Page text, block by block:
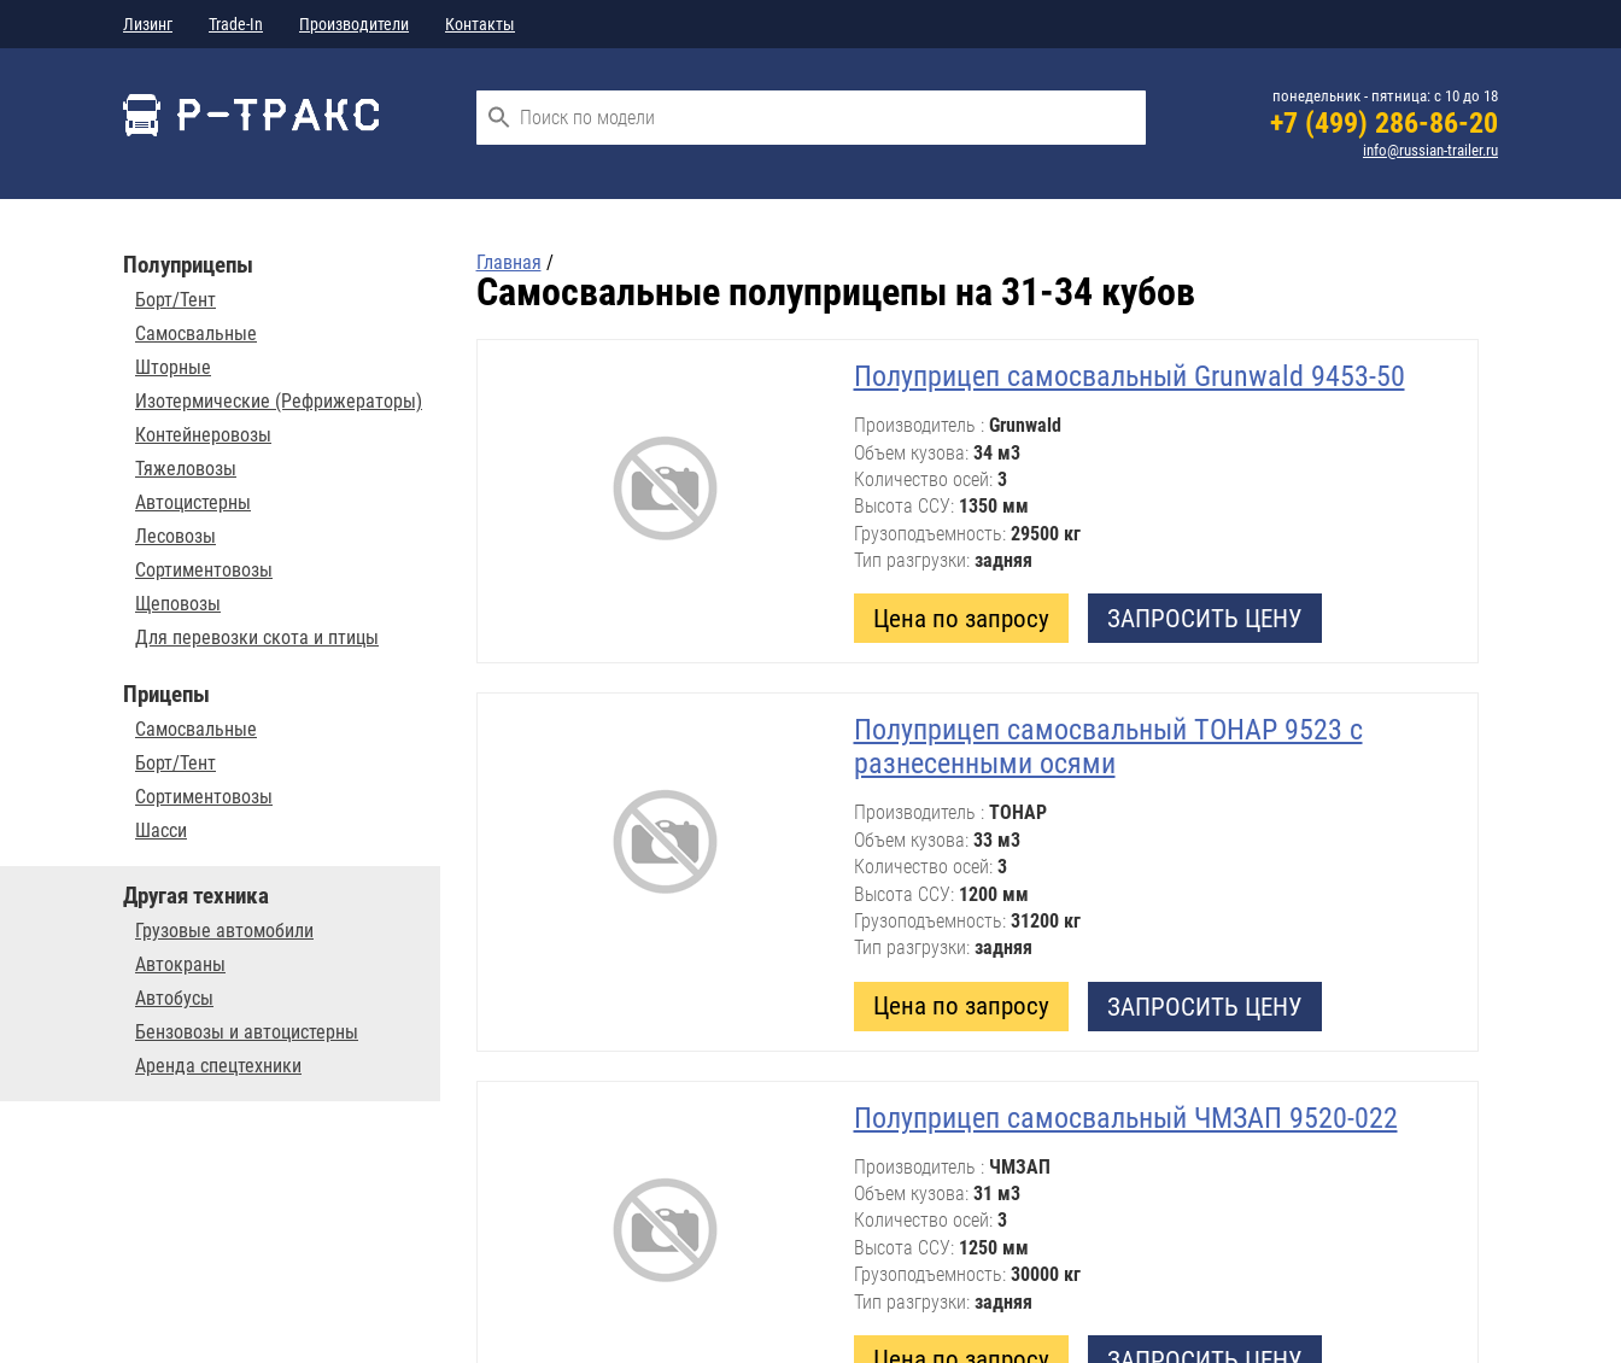
Лизинг Trade-In Производители Контакты
понедельник - пятница: с 10 до 18
+7 (499) 286-86-20
info@russian-trailer.ru
Главная /
Самосвальные полуприцепы на 31-34 кубов
Полуприцеп самосвальный Grunwald 9453-50
Производитель
Grunwald
Объем кузова 34 м3
Количество осей 3
Высота ССУ 1350 мм
Грузоподъемность 29500 кг
Тип разгрузки задняя
Цена по запросу ЗАПРОСИТЬ ЦЕНУ
Полуприцеп самосвальный ТОНАР 9523 с
разнесенными осями
Производитель
ТОНАР
Объем кузова 33 м3
Количество осей 3
Высота ССУ 1200 мм
Грузоподъемность 31200 кг
Тип разгрузки задняя
Цена по запросу ЗАПРОСИТЬ ЦЕНУ
Полуприцеп самосвальный ЧМЗАП 9520-022
Производитель
ЧМЗАП
Объем кузова 31 м3
Количество осей 3
Высота ССУ 1250 мм
Грузоподъемность 30000 кг
Тип разгрузки задняя
Полуприцепы
Борт/Тент
Самосвальные
Шторные
Изотермические (Рефрижераторы)
Контейнеровозы
Тяжеловозы
Автоцистерны
Лесовозы
Сортиментовозы
Щеповозы
Для перевозки скота и птицы
Прицепы
Самосвальные
Борт/Тент
Сортиментовозы
Шасси
Другая техника
Грузовые автомобили
Автокраны
Автобусы
Бензовозы и автоцистерны
Аренда спецтехники